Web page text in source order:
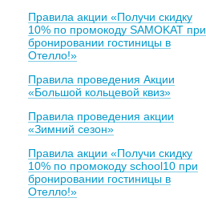
Правила акции «Получи скидку
10% по промокоду SAMOKAT при
бронировании гостиницы в
Отелло!»
Правила проведения Акции
«Большой кольцевой квиз»
Правила проведения акции
«Зимний сезон»
Правила акции «Получи скидку
10% по промокоду school10 при
бронировании гостиницы в
Отелло!»